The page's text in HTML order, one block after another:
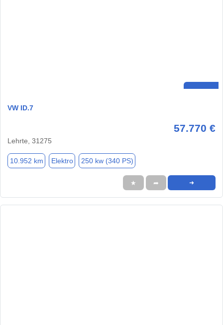
VW ID.7
57.770 €
Lehrte, 31275
10.952 km Elektro 250 kw (340 PS)
★ ➦ ➜